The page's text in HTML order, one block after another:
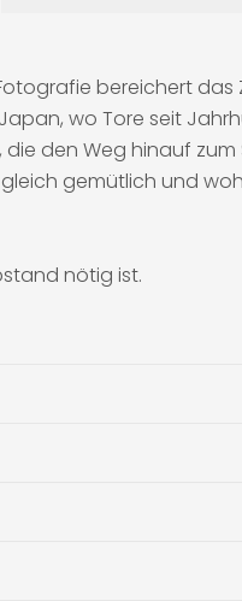
bereichert
wo Tore seit
den Weg hinauf
gemütlich und
nötig ist.